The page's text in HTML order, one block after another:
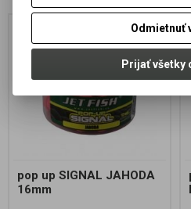
pop up SIGNAL JAHODA
16mm
Odmietnuť
Prijať všetky